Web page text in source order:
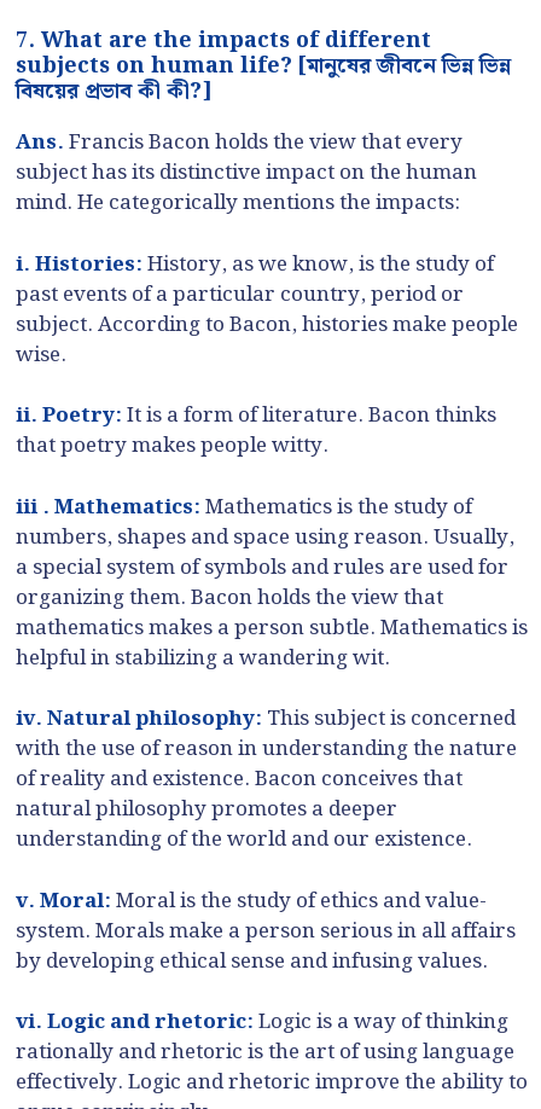
7. What are the impacts of different
subjects on human life? [মানুষের জীবনে ভিন্ন ভিন্ন
বিষয়ের প্রভাব কী কী?]
Ans.Francis Bacon holds the view that every
subject has its distinctive impact on the human
mind. He categorically mentions the impacts:
i. Histories:History, as we know, is the study of
past events of a particular country, period or
subject. According to Bacon, histories make people
wise.
ii. Poetry:It is a form of literature. Bacon thinks
that poetry makes people witty.
iii . Mathematics:Mathematics is the study of
numbers, shapes and space using reason. Usually,
a special system of symbols and rules are used for
organizing them. Bacon holds the view that
mathematics makes a person subtle. Mathematics is
helpful in stabilizing a wandering wit.
iv. Natural philosophy: This subject is concerned
with the use of reason in understanding the nature
of reality and existence. Bacon conceives that
natural philosophy promotes a deeper
understanding of the world and our existence.
v. Moral:Moral is the study of ethics and value-
system. Morals make a person serious in all affairs
by developing ethical sense and infusing values.
vi. Logic and rhetoric:Logic is a way of thinking
rationally and rhetoric is the art of using language
effectively. Logic and rhetoric improve the ability to